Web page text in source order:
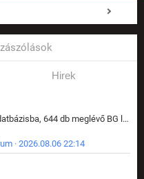
Hirek
149 új BG lap került be az adatbázisba, 644 db meglévő BG lap módosult, bekerültek az új képek a megváltozott lapokhoz is.
· 2026.08.06 22:14